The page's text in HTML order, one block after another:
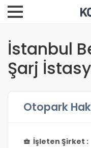
İstanbul
Şarj
Otopark
İşleten Şirket :